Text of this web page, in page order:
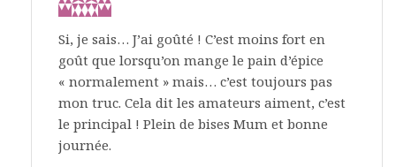
Si, je sais… J’ai goûté ! C’est moins fort en
goût que lorsqu’on mange le pain d’épice
« normalement » mais… c’est toujours pas
mon truc. Cela dit les amateurs aiment, c’est
le principal ! Plein de bises Mum et bonne
journée.